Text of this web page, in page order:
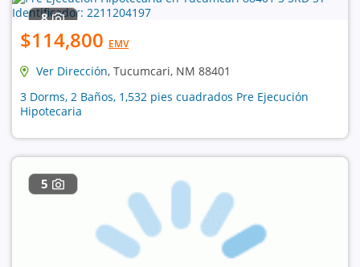
8
$114,800 EMV
Ver Dirección, Tucumcari, NM 88401
3 Dorms, 2 Baños, 1,532 pies cuadrados Pre Ejecución
Hipotecaria
5